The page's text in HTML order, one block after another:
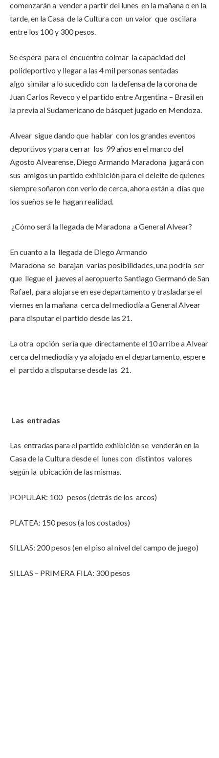
comenzarán a vender a partir del lunes en la mañana o en la
tarde, en la Casa de la Cultura con un valor que oscilara
entre los 100 y 300 pesos.
Se espera para el encuentro colmar la capacidad del
polideportivo y llegar a las 4 mil personas sentadas
algo similar a lo sucedido con la defensa de la corona de
Juan Carlos Reveco y el partido entre Argentina – Brasil en
la previa al Sudamericano de básquet jugado en Mendoza.
Alvear sigue dando que hablar con los grandes eventos
deportivos y para cerrar los 99 años en el marco del
Agosto Alvearense, Diego Armando Maradona jugará con
sus amigos un partido exhibición para el deleite de quienes
siempre soñaron con verlo de cerca, ahora están a días que
los sueños se le hagan realidad.
¿Cómo será la llegada de Maradona a General Alvear?
En cuanto a la llegada de Diego Armando
Maradona se barajan varias posibilidades, una podría ser
que llegue el jueves al aeropuerto Santiago Germanó de San
Rafael, para alojarse en ese departamento y trasladarse el
viernes en la mañana cerca del mediodía a General Alvear
para disputar el partido desde las 21.
La otra opción sería que directamente el 10 arribe a Alvear
cerca del mediodía y ya alojado en el departamento, espere
el partido a disputarse desde las 21.
Las entradas
Las entradas para el partido exhibición se venderán en la
Casa de la Cultura desde el lunes con distintos valores
según la ubicación de las mismas.
POPULAR: 100 pesos (detrás de los arcos)
PLATEA: 150 pesos (a los costados)
SILLAS: 200 pesos (en el piso al nivel del campo de juego)
SILLAS – PRIMERA FILA: 300 pesos